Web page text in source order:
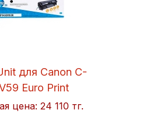
для Canon C-
Euro Print
цена:24 110 тг.